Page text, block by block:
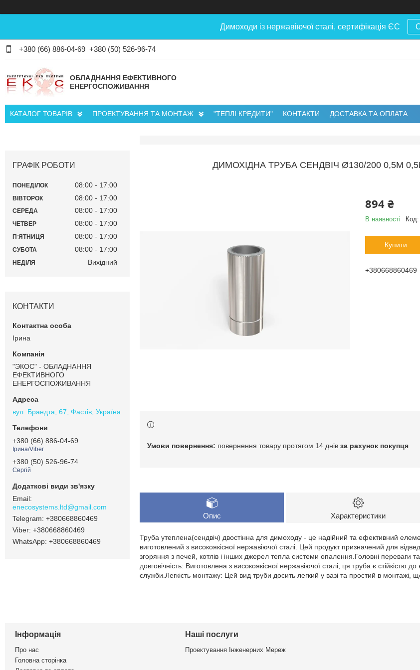
Димоходи із нержавіючої сталі, сертифікація ЄС
+380 (66) 886-04-69 +380 (50) 526-96-74
ОБЛАДНАННЯ ЕФЕКТИВНОГО
ЕНЕРГОСПОЖИВАННЯ
КАТАЛОГ ТОВАРІВ ПРОЕКТУВАННЯ ТА МОНТАЖ "ТЕПЛІ КРЕДИТИ" КОНТАКТИ ДОСТАВКА ТА ОПЛАТА
ДИМОХІДНА ТРУБА СЕНДВІЧ Ø130/200 0,5М
894 ₴
В наявності Код:
Купити
+380668860469
повернення товару протягом 14 днів за рахунок покупця
Опис Характеристики
Труба утеплена(сендвіч) двостінна для димоходу - це надійний та ефективний
виготовлений з високоякісної нержавіючої сталі. Цей продукт призначений для
згоряння з печей, котлів і інших джерел тепла системи опалення.Головні переваги
довговічність: Виготовлена з високоякісної нержавіючої сталі, ця труба є стійкістю
служби.Легкість монтажу: Цей вид труби досить легкий у вазі та простий в монтажі,
ГРАФІК РОБОТИ
ПОНЕДІЛОК 08:00 17:00
ВІВТОРОК 08:00 17:00
СЕРЕДА 08:00 17:00
ЧЕТВЕР 08:00 17:00
ПʼЯТНИЦЯ 08:00 17:00
СУБОТА 08:00 17:00
НЕДІЛЯ Вихідний
КОНТАКТИ
Ірина
"ЭКОС" - ОБЛАДНАННЯ
ЕФЕКТИВНОГО
ЕНЕРГОСПОЖИВАННЯ
вул. Брандта, 67, Фастів, Україна
+380 (66) 886-04-69
Ірина/Viber
+380 (50) 526-96-74
Сергій
enecosystems.ltd@gmail.com
+380668860469
+380668860469
+380668860469
Інформація
Про нас
Головна сторінка
Наші послуги
Проектування Інженерних Мереж